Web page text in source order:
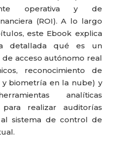
operativa y de
(ROI). A lo largo
este Ebook explica
detallada qué es un
de acceso autónomo real
reconocimiento de
y biometría en la nube) y
analíticas
para realizar auditorías
al sistema de control de